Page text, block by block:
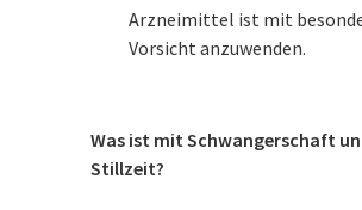
Arzneimittel ist mit
Vorsicht anzuwenden.
Was ist mit Schwangerschaft
Stillzeit?